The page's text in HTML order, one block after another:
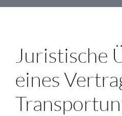
Juristische
eines